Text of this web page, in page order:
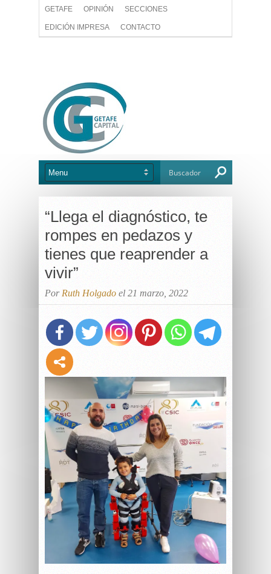
GETAFE OPINIÓN SECCIONES
EDICIÓN IMPRESA CONTACTO
“Llega el diagnóstico, te
rompes en pedazos y
tienes que reaprender a
vivir”
Por Ruth Holgado el 21 marzo, 2022